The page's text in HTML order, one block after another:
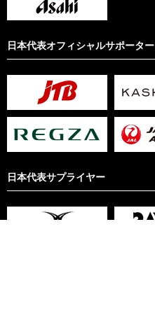
日本代表オフィシャルサポーター
日本代表サプライヤー